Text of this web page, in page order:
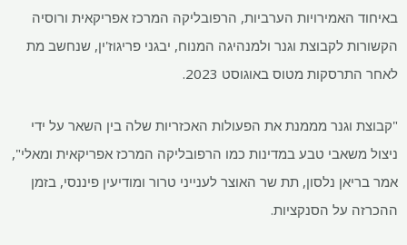
באיחוד האמירויות הערביות, הרפובליקה המרכז אפריקאית ורוסיה
הקשורות לקבוצת וגנר ולמנהיגה המנוח, יבגני פריגוז'ין, שנחשב מת
לאחר התרסקות מטוס באוגוסט 2023.
"קבוצת וגנר מממנת את הפעולות האכזריות שלה בין השאר על ידי
ניצול משאבי טבע במדינות כמו הרפובליקה המרכז אפריקאית ומאלי",
אמר בריאן נלסון, תת שר האוצר לענייני טרור ומודיעין פיננסי, בזמן
ההכרזה על הסנקציות.